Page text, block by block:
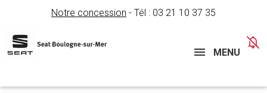
Notre concession - Tél : 03 21 10 37 35
Concessions
MENU